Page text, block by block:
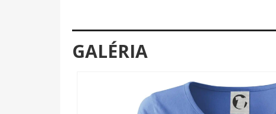
Výrazný ružový nápis Bowling Queen v okrúhlom
obrysom – symbol nadvlády nad dráhou aj nad
Komu urobí radosť?
GALÉRIA